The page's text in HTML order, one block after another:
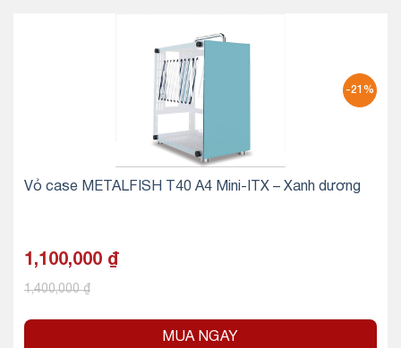
-21%
Vỏ case METALFISH T40 A4 Mini-ITX – Xanh dương
1,100,000 ₫
1,400,000₫
MUA NGAY